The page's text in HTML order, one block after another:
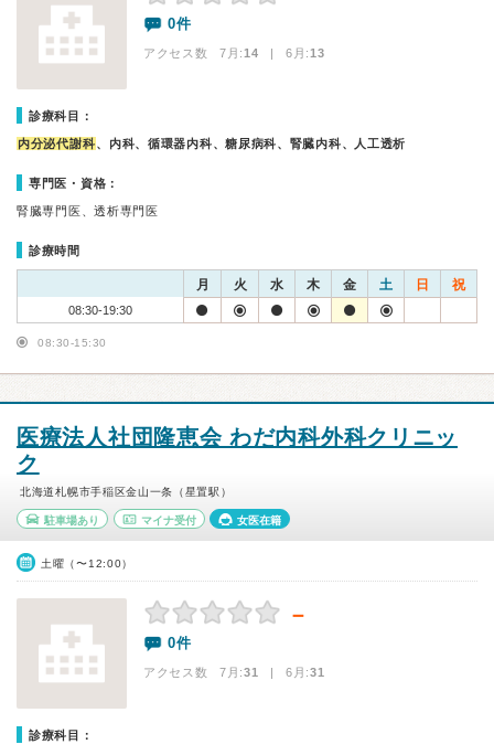
0件
アクセス数 7月:14 | 6月:13
診療科目：
内分泌代謝科、内科、循環器内科、糖尿病科、腎臓内科、人工透析
専門医・資格：
腎臓専門医、透析専門医
診療時間
月 火 水 木 金 土 日 祝
08:30-19:30
08:30-15:30
医療法人社団隆恵会 わだ内科外科クリニッ
ク
北海道札幌市手稲区金山一条（星置駅）
駐車場あり マイナ受付 女医在籍
土曜（〜12:00）
－
0件
アクセス数 7月:31 | 6月:31
診療科目：